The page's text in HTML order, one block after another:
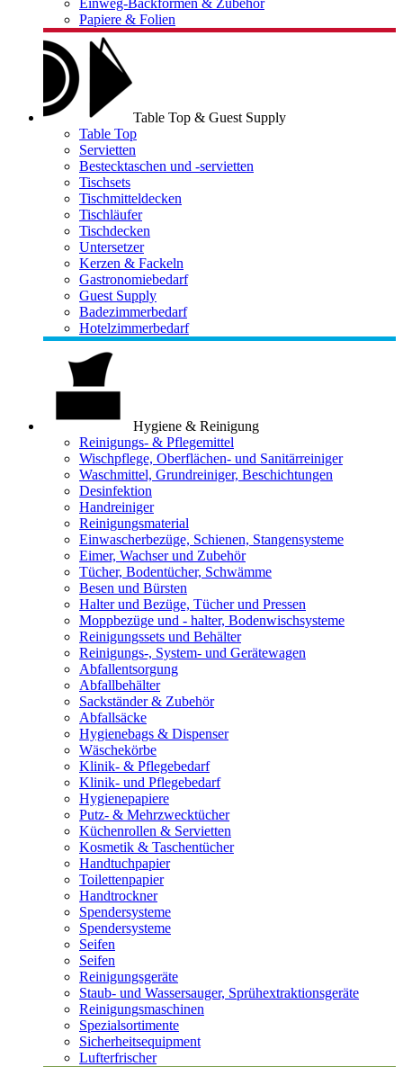
Einweg-Backformen & Zubehör
Papiere & Folien
Table Top & Guest Supply
Table Top
Servietten
Bestecktaschen und -servietten
Tischsets
Tischmitteldecken
Tischläufer
Tischdecken
Untersetzer
Kerzen & Fackeln
Gastronomiebedarf
Guest Supply
Badezimmerbedarf
Hotelzimmerbedarf
Hygiene & Reinigung
Reinigungs- & Pflegemittel
Wischpflege, Oberflächen- und Sanitärreiniger
Waschmittel, Grundreiniger, Beschichtungen
Desinfektion
Handreiniger
Reinigungsmaterial
Einwascherbezüge, Schienen, Stangensysteme
Eimer, Wachser und Zubehör
Tücher, Bodentücher, Schwämme
Besen und Bürsten
Halter und Bezüge, Tücher und Pressen
Moppbezüge und - halter, Bodenwischsysteme
Reinigungssets und Behälter
Reinigungs-, System- und Gerätewagen
Abfallentsorgung
Abfallbehälter
Sackständer & Zubehör
Abfallsäcke
Hygienebags & Dispenser
Wäschekörbe
Klinik- & Pflegebedarf
Klinik- und Pflegebedarf
Hygienepapiere
Putz- & Mehrzwecktücher
Küchenrollen & Servietten
Kosmetik & Taschentücher
Handtuchpapier
Toilettenpapier
Handtrockner
Spendersysteme
Spendersysteme
Seifen
Seifen
Reinigungsgeräte
Staub- und Wassersauger, Sprühextraktionsgeräte
Reinigungsmaschinen
Spezialsortimente
Sicherheitsequipment
Lufterfrischer